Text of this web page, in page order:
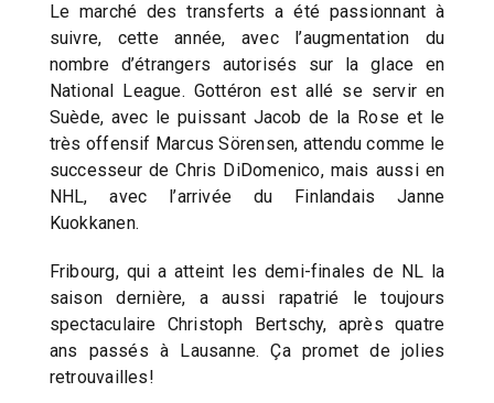
Le marché des transferts a été passionnant à
suivre, cette année, avec l’augmentation du
nombre d’étrangers autorisés sur la glace en
National League. Gottéron est allé se servir en
Suède, avec le puissant Jacob de la Rose et le
très offensif Marcus Sörensen, attendu comme le
successeur de Chris DiDomenico, mais aussi en
NHL, avec l’arrivée du Finlandais Janne
Kuokkanen.
Fribourg, qui a atteint les demi-finales de NL la
saison dernière, a aussi rapatrié le toujours
spectaculaire Christoph Bertschy, après quatre
ans passés à Lausanne. Ça promet de jolies
retrouvailles!